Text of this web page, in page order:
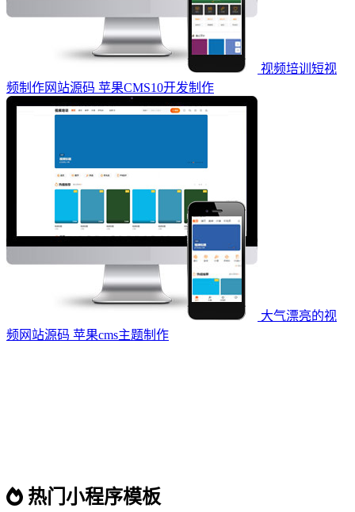
视频培训短视
频制作网站源码 苹果CMS10开发制作
大气漂亮的视
频网站源码 苹果cms主题制作
热门小程序模板